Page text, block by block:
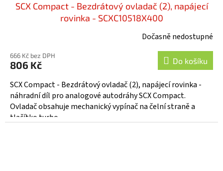
SCX Compact - Bezdrátový ovladač (2), napájecí
rovinka - SCXC10518X400
Dočasně nedostupné
666 Kč bez DPH
806 Kč Do košíku
SCX Compact - Bezdrátový ovladač (2), napájecí rovinka -
náhradní díl pro analogové autodráhy SCX Compact.
Ovladač obsahuje mechanický vypínač na čelní straně a
tlačítko turbo...